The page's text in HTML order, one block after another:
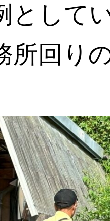
として
所回り